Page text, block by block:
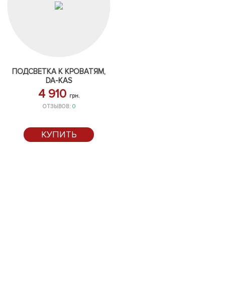
ПОДСВЕТКА К КРОВАТЯМ,
DA-KAS
4 910 грн.
ОТЗЫВОВ: 0
КУПИТЬ